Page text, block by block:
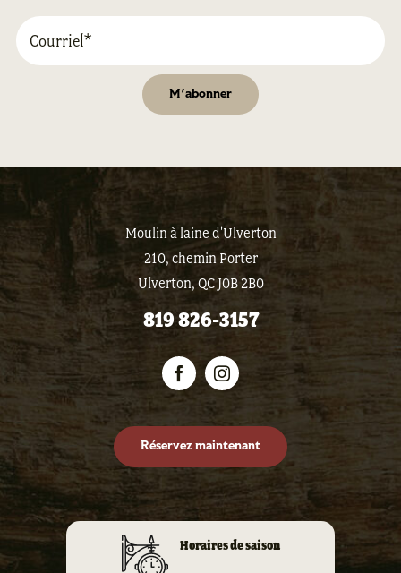
Moulin à laine d'Ulverton
210, chemin Porter
Ulverton, QC J0B 2B0
819 826-3157
Horaires de saison
Réservez maintenant